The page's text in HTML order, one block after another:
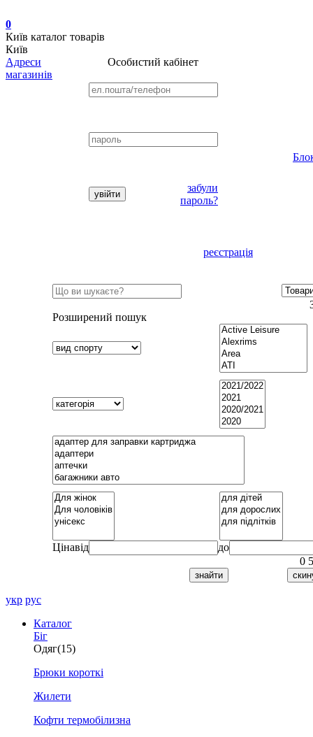
0
Київ каталог товарів
Київ
Адреси
магазинів
Особистий кабінет
забули
пароль?
реєстрація
Розширений пошук
Цінавід
до
0
укр рус
Каталог
Біг
Одяг(15)
Брюки короткі
Жилети
Кофти термобілизна